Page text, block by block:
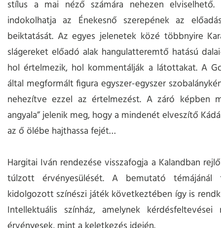
stílus a mai néző számára nehezen
indokolhatja az Énekesnő szerepének az
beiktatását. Az egyes jelenetek közé többnyire
slágereket előadó alak hangulatteremtő hatású
hol értelmezik, hol kommentálják a látottakat. A
által megformált figura egyszer-egyszer
nehezítve ezzel az értelmezést. A záró képben
angyala” jelenik meg, hogy a mindenét elveszítő
az ő ölébe hajthassa fejét…
Hargitai Iván rendezése visszafogja a Kalandban
túlzott érvényesülését. A bemutató
kidolgozott színészi játék következtében így is
Intellektuális színház, amelynek